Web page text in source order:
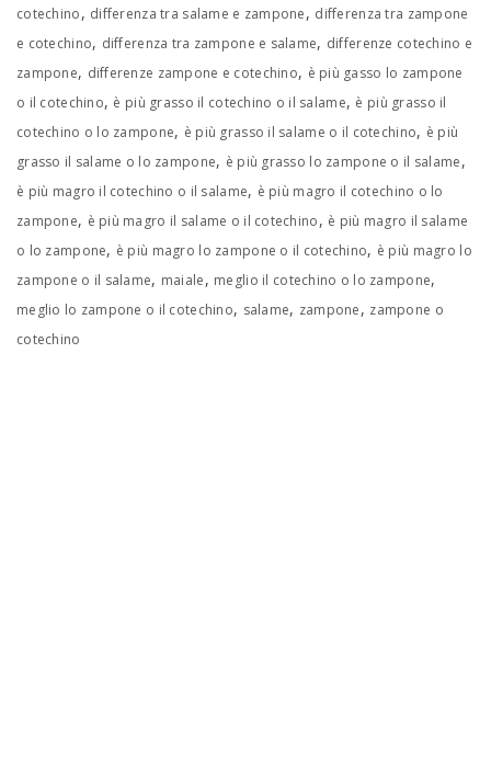
cotechino, differenza tra salame e zampone, differenza tra zampone
e cotechino, differenza tra zampone e salame, differenze cotechino e
zampone, differenze zampone e cotechino, è più gasso lo zampone
o il cotechino, è più grasso il cotechino o il salame, è più grasso il
cotechino o lo zampone, è più grasso il salame o il cotechino, è più
grasso il salame o lo zampone, è più grasso lo zampone o il salame,
è più magro il cotechino o il salame, è più magro il cotechino o lo
zampone, è più magro il salame o il cotechino, è più magro il salame
o lo zampone, è più magro lo zampone o il cotechino, è più magro lo
zampone o il salame, maiale, meglio il cotechino o lo zampone,
meglio lo zampone o il cotechino, salame, zampone, zampone o
cotechino